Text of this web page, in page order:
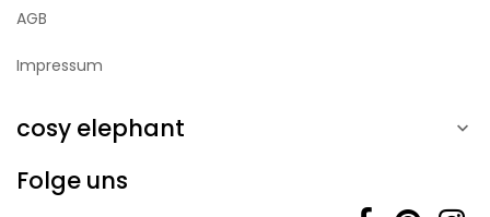
AGB
Impressum
cosy elephant 
Folge uns